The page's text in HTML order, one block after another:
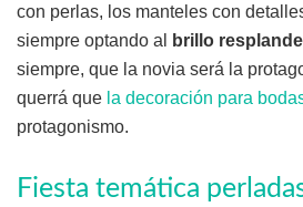
con perlas, los manteles con
siempre optando al
brillo
siempre, que la novia será la
querrá que la decoración para
protagonismo.
Fiesta temática